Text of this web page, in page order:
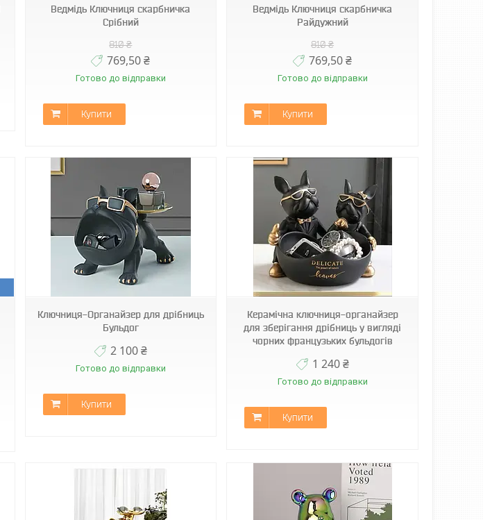
Ведмідь Ключниця скарбничка
Срібний
810 ₴
769,50 ₴
Готово до відправки
Купити
Ведмідь Ключниця скарбничка
Райдужний
810 ₴
769,50 ₴
Готово до відправки
Купити
Ключниця-Органайзер для дрібниць
Бульдог
2 100 ₴
Готово до відправки
Купити
Код1969
Керамічна ключниця-органайзер
для зберігання дрібниць у вигляді
чорних французьких бульдогів
1 240 ₴
Готово до відправки
Купити